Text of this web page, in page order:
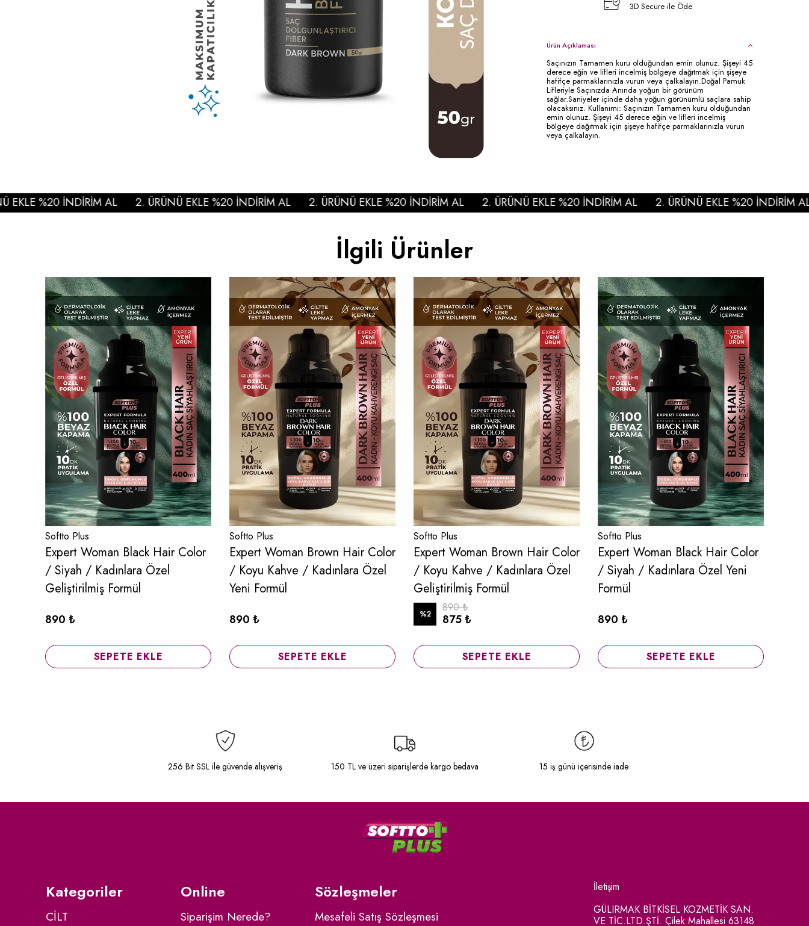
3D Secure ile Öde
Ürün Açıklaması
Saçınızın Tamamen kuru olduğundan emin olunuz. Şişeyi 45
derece eğin ve lifleri incelmiş bölgeye dağıtmak için şişeye
hafifçe parmaklarınızla vurun veya çalkalayın.Doğal Pamuk
Lifleriyle Saçınızda Anında yoğun bir görünüm
sağlar.Saniyeler içinde daha yoğun görünümlü saçlara sahip
olacaksınız. Kullanımı: Saçınızın Tamamen kuru olduğundan
emin olunuz. Şişeyi 45 derece eğin ve lifleri incelmiş
bölgeye dağıtmak için şişeye hafifçe parmaklarınızla vurun
veya çalkalayın.
%20 İNDİRİM AL 2. ÜRÜNÜ EKLE %20 İNDİRİM AL 2. ÜRÜNÜ EKLE %20 İNDİRİM AL 2. ÜRÜNÜ EKLE %20 İNDİRİM AL 2. ÜRÜNÜ EKLE %20 İNDİRİM AL
İlgili Ürünler
Softto Plus
Expert Woman Black Hair Color
/ Siyah / Kadınlara Özel
Geliştirilmiş Formül
890 ₺
SEPETE EKLE
Softto Plus
Expert Woman Brown Hair Color
/ Koyu Kahve / Kadınlara Özel
Yeni Formül
890 ₺
SEPETE EKLE
Softto Plus
Expert Woman Brown Hair Color
/ Koyu Kahve / Kadınlara Özel
Geliştirilmiş Formül
%2 890 ₺
875 ₺
SEPETE EKLE
Softto Plus
Expert Woman Black Hair Color
/ Siyah / Kadınlara Özel Yeni
Formül
890 ₺
SEPETE EKLE
256 Bit SSL ile güvende alışveriş 150 TL ve üzeri siparişlerde kargo bedava 15 iş günü içerisinde iade
Kategoriler
CİLT
Online
Siparişim Nerede?
Sözleşmeler
Mesafeli Satış Sözleşmesi
İletişim
GÜLIRMAK BİTKİSEL KOZMETİK SAN.
VE TİC.LTD.ŞTİ. Çilek Mahallesi 63148